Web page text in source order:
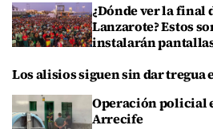
¿Dónde ver la final
Lanzarote? Estos
instalarán
Los alisios siguen sin dar tregua
Operación policial
Arrecife